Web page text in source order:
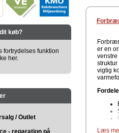
køb?
fortrydelses funktion
her.
/ Outlet
- reparation på
er en
vigtig
Fordele
Læs